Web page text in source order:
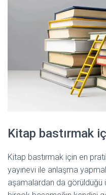
Kitap bastırmak
Kitap bastırmak için en
yayınevi ile anlaşma
aşamalardan da görüldüğü